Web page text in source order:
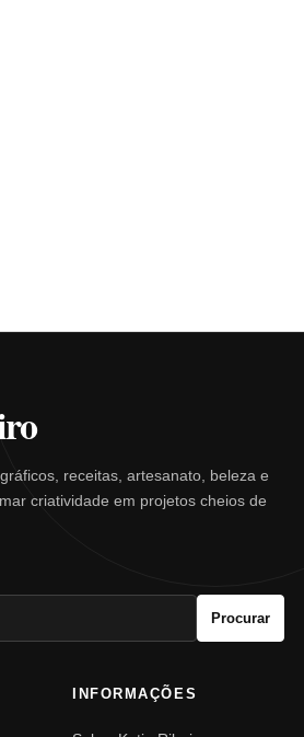
receitas, artesanato, beleza e
criatividade em projetos cheios de
Procurar
INFORMAÇÕES